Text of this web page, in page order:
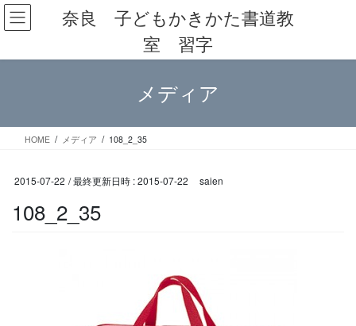
コ
ン
ン
キ
ナ
ビ
ー
に
奈良 子どもかきかた書道教
室 習字
メディア
HOME メディア 108_2_35
2015-07-22 / 最終更新日時 :2015-07-22 saien
108_2_35